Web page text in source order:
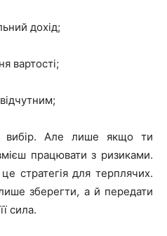
дохід;
вартості;
Але лише якщо ти
працювати з ризиками.
стратегія для терплячих.
зберегти, а й передати
сила.